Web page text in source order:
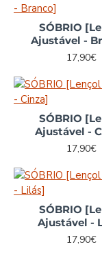
SÓBRIO
Ajustável -
17,90€
SÓBRIO
Ajustável -
17,90€
SÓBRIO
Ajustável -
17,90€